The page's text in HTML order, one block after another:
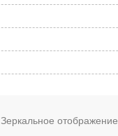
Зеркальное отображение